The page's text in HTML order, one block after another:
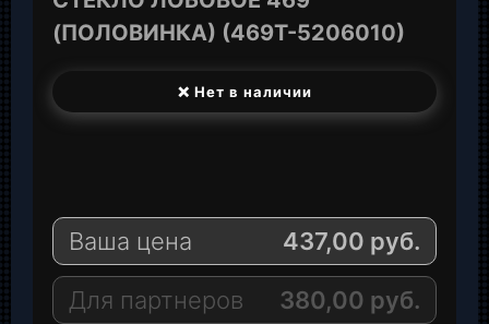
(ПОЛОВИНКА) (469Т-5206010)
❌ Нет в наличии
e
r
a
m
a
s
A
p
a
i
l
Ваша цена 437,00 руб.
Для партнеров 380,00 руб.